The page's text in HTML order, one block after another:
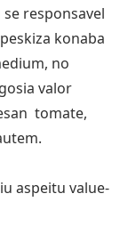
responsavel
konaba
no
valor
tomate,
aspeitu value-